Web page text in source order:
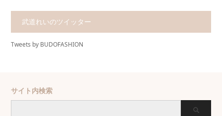
武道れいのツイッター
Tweets by BUDOFASHION
サイト内検索